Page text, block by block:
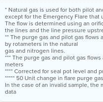
* Natural gas is used for both pilot
except for the Emergency Flare that
The flow is determined using an
the lines and the line pressure
** The purge gas and pilot gas flows
by rotameters in the natural
gas and nitrogen lines.
*** The purge gas and pilot gas
meters
**** Corrected for seal pot level and
***** 50 Unit change in flare purge
In the case of an invalid sample,
data